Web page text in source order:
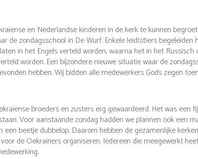
en Nederlandse kinderen in de kerk te kunnen
de zondagsschool in De Wurf. Enkele leid(st)ers begeleiden
in het Engels verteld worden, waarna het in het
worden. Een bijzondere nieuwe situatie waar de
hebben. Wij bidden alle medewerkers Gods zegen
broeders en zusters erg gewaardeerd. Het was een
Voor aanstaande zondag hadden we plannen ook een
een beetje dubbelop. Daarom hebben de gezamenlijke
de Oekraïners organiseren. Iedereen die meegewerkt